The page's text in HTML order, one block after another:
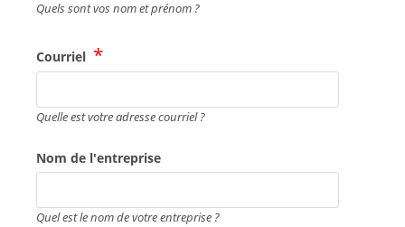
Quels sont vos nom et prénom ?
Courriel
Quelle est votre adresse courriel ?
Nom de l'entreprise
Quel est le nom de votre entreprise ?